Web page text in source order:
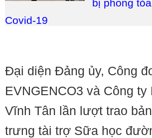
bị phong
Covid-19
Đại diện Đảng ủy, Công
EVNGENCO3 và Công ty
Vĩnh Tân lần lượt trao
trưng tài trợ Sữa học